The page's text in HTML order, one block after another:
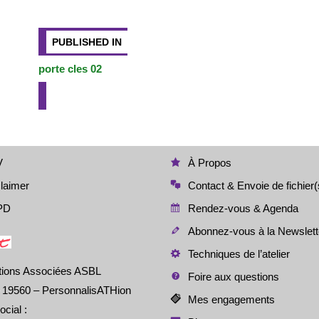
o
o
k
g
er
n
k
Navigation
de
l’article
PUBLISHED IN
porte cles 02
Associées ASBL
– PersonnalisATHion
:
À Propos
Contact & Envoie de
Rendez-vous & Agenda
Abonnez-vous à la
Techniques de l’atelier
Foire aux questions
Mes engagements